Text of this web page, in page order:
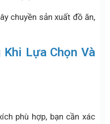
chuyền sản xuất đồ ăn,
Khi Lựa Chọn Và
phù hợp, bạn cần xác